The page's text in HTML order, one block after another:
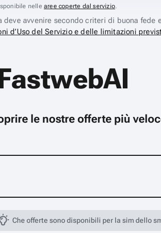
nelle aree coperte dal servizio.
deve avvenire secondo criteri di buona fede
d’Uso del Servizio e delle limitazioni
le nostre offerte più
Che offerte sono disponibili per la sim dello